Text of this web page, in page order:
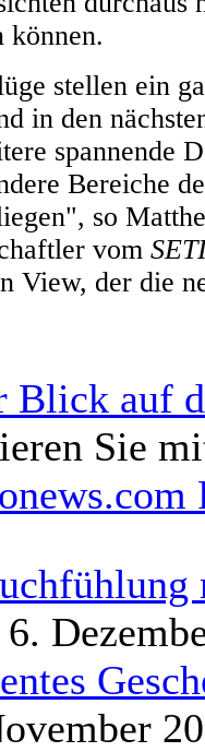
können.
stellen ein
in den
spannende
Bereiche
so
vom
View, der die
Blick auf
Sie